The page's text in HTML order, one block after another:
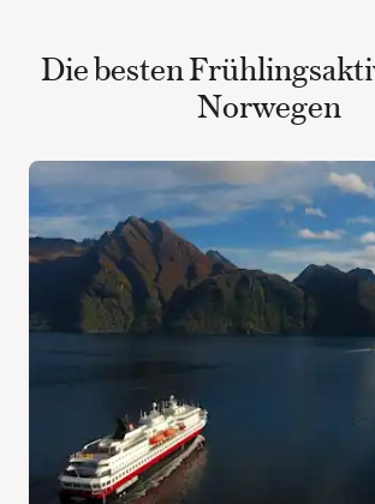
Die besten
Norwegen